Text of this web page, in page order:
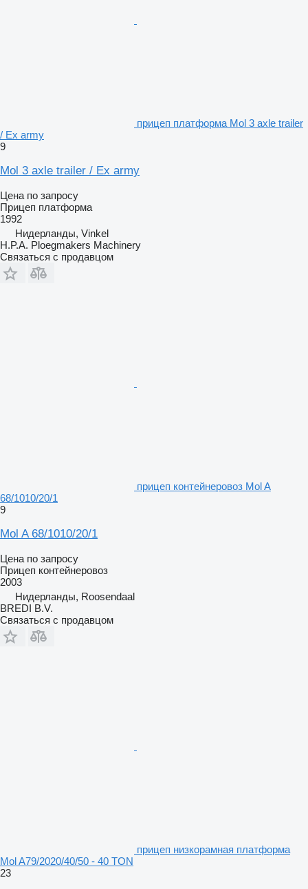
прицеп платформа Mol 3 axle trailer
/ Ex army
9
Mol 3 axle trailer / Ex army
Цена по запросу
Прицеп платформа
1992
Нидерланды, Vinkel
H.P.A. Ploegmakers Machinery
Связаться с продавцом
прицеп контейнеровоз Mol A
68/1010/20/1
9
Mol A 68/1010/20/1
Цена по запросу
Прицеп контейнеровоз
2003
Нидерланды, Roosendaal
BREDI B.V.
Связаться с продавцом
прицеп низкорамная платформа
Mol A79/2020/40/50 - 40 TON
23